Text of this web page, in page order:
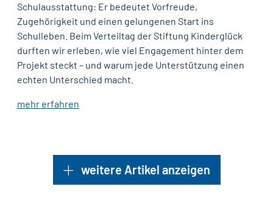
Schulausstattung: Er bedeutet Vorfreude,
Zugehörigkeit und einen gelungenen Start ins
Schulleben. Beim Verteiltag der Stiftung Kinderglück
durften wir erleben, wie viel Engagement hinter dem
Projekt steckt – und warum jede Unterstützung einen
echten Unterschied macht.
mehr erfahren
weitere Artikel anzeigen